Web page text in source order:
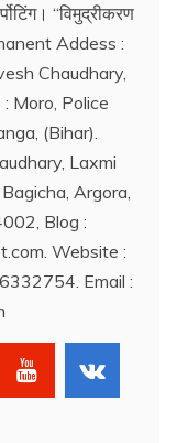
‘‘विमुद्रीकरण
Addess :
Chaudhary,
Moro, Police
(Bihar).
Laxmi
Argora,
Blog :
Website :
Email :